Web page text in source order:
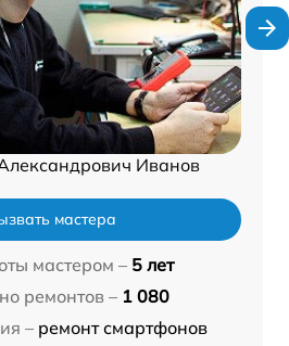
Иванов
мастера
мастером – 5 лет
ремонтов – 1 080
– ремонт смартфонов